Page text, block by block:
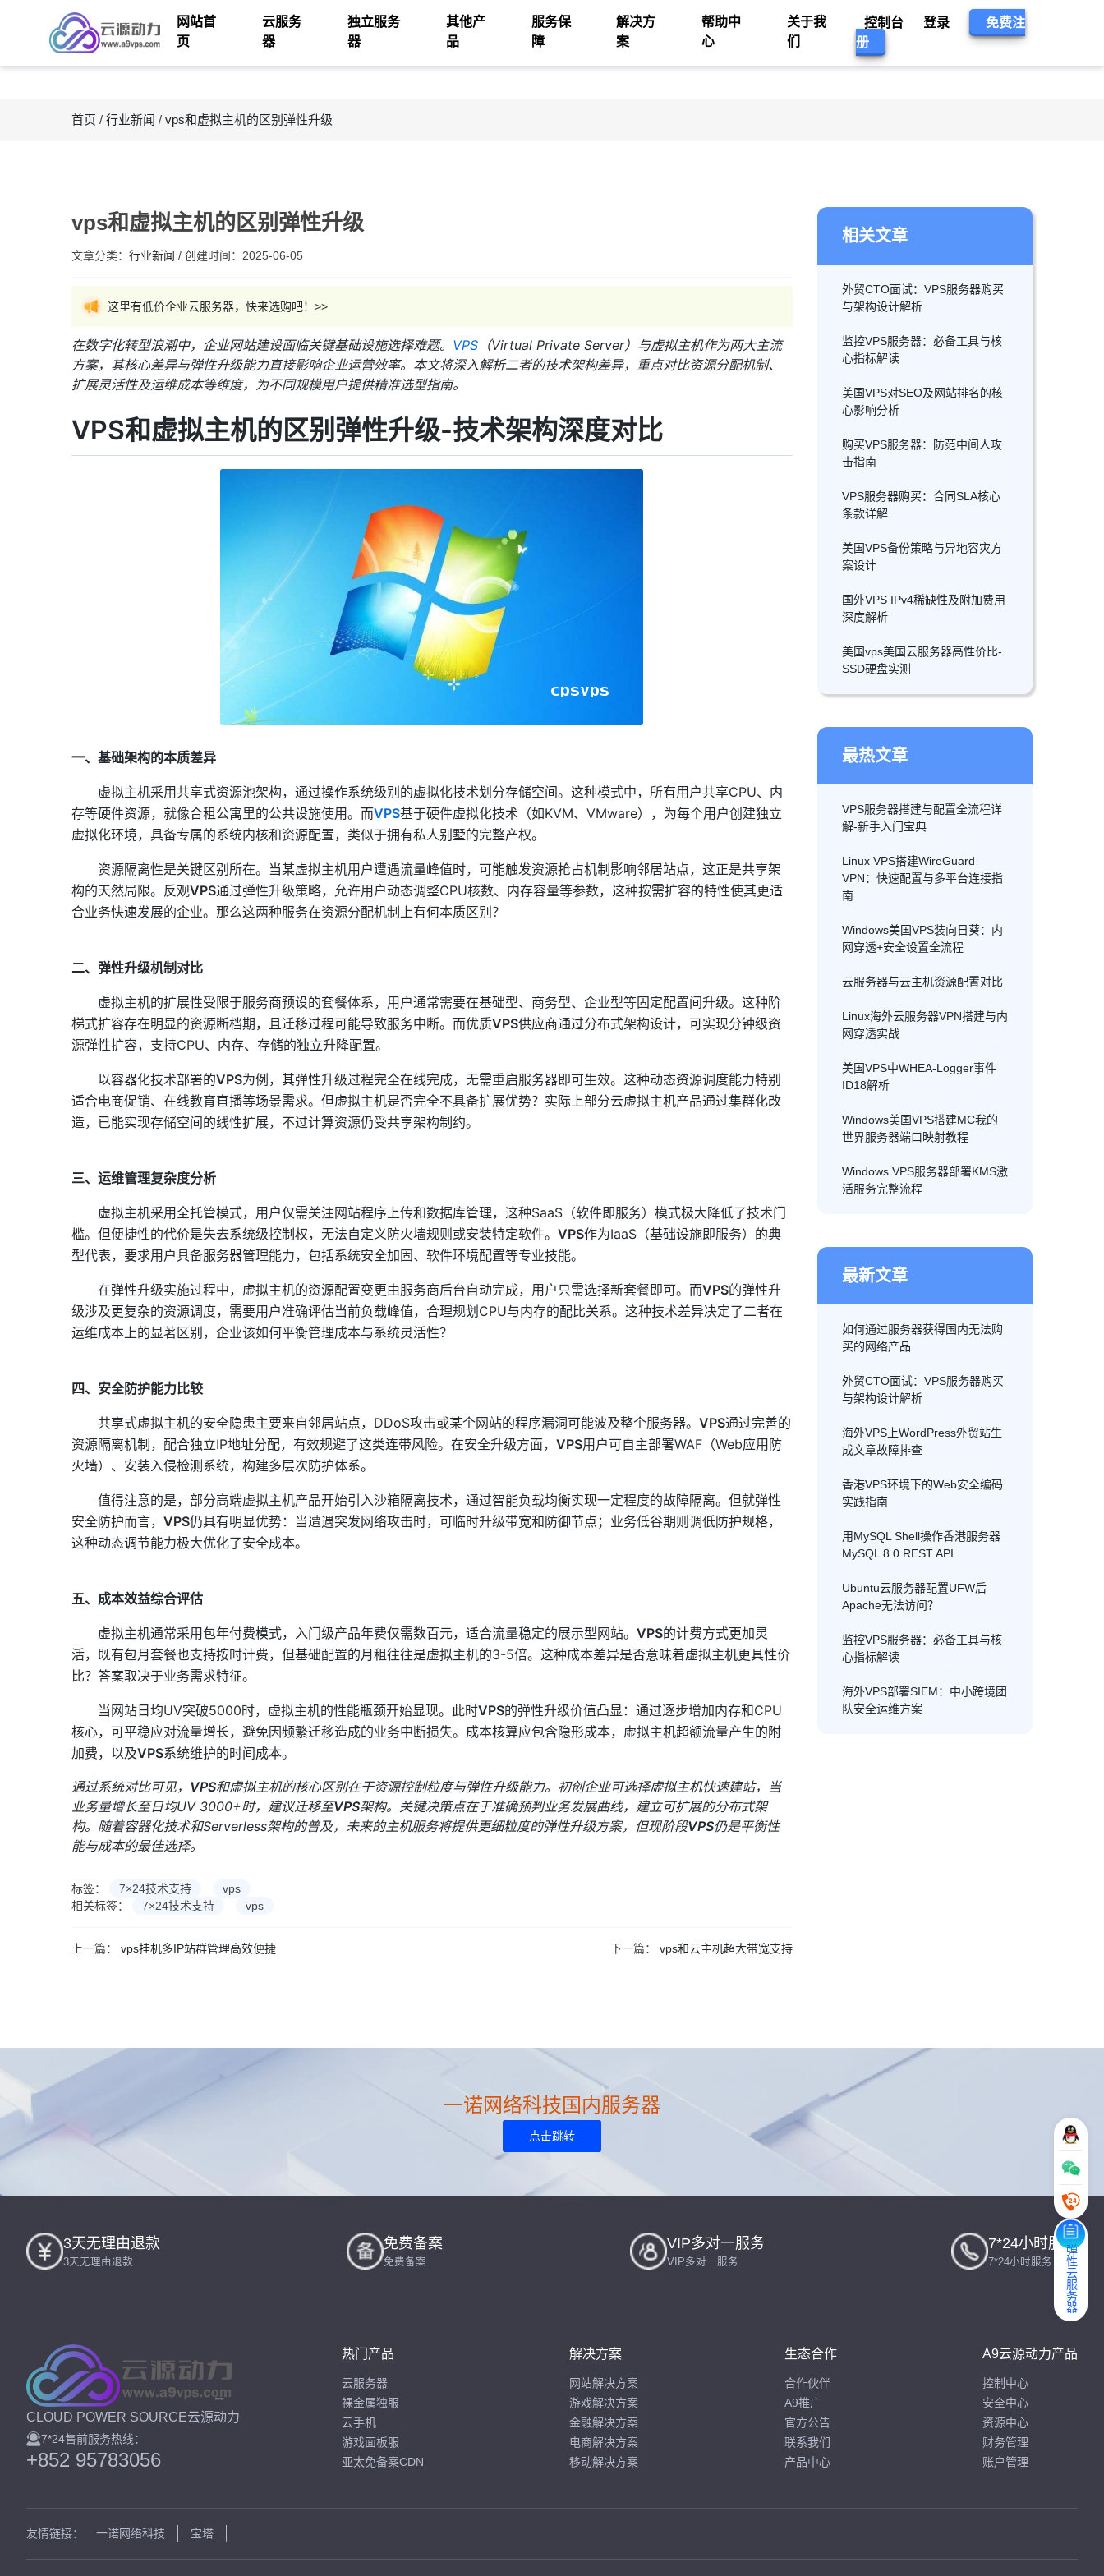
网站首
页
云服务
器
独立服务
器
其他产
品
服务保
障
解决方
案
帮助中
心
关于我
们
控制台 登录
免费注
册
首页 / 行业新闻 / vps和虚拟主机的区别弹性升级
vps和虚拟主机的区别弹性升级
文章分类： 行业新闻 / 创建时间： 2025-06-05
这里有低价企业云服务器，快来选购吧！>>
在数字化转型浪潮中，企业网站建设面临关键基础设施选择难题。 VPS （Virtual Private Server）与虚拟主机作为两大主流
方案，其核心差异与弹性升级能力直接影响企业运营效率。本文将深入解析二者的技术架构差异，重点对比资源分配机制、
扩展灵活性及运维成本等维度，为不同规模用户提供精准选型指南。
VPS和虚拟主机的区别弹性升级-技术架构深度对比
一、基础架构的本质差异
虚拟主机采用共享式资源池架构，通过操作系统级别的虚拟化技术划分存储空间。这种模式中，所有用户共享CPU、内
存等硬件资源，就像合租公寓里的公共设施使用。而VPS基于硬件虚拟化技术（如KVM、VMware），为每个用户创建独立
虚拟化环境，具备专属的系统内核和资源配置，类似于拥有私人别墅的完整产权。
资源隔离性是关键区别所在。当某虚拟主机用户遭遇流量峰值时，可能触发资源抢占机制影响邻居站点，这正是共享架
构的天然局限。反观VPS通过弹性升级策略，允许用户动态调整CPU核数、内存容量等参数，这种按需扩容的特性使其更适
合业务快速发展的企业。那么这两种服务在资源分配机制上有何本质区别？
二、弹性升级机制对比
虚拟主机的扩展性受限于服务商预设的套餐体系，用户通常需要在基础型、商务型、企业型等固定配置间升级。这种阶
梯式扩容存在明显的资源断档期，且迁移过程可能导致服务中断。而优质VPS供应商通过分布式架构设计，可实现分钟级资
源弹性扩容，支持CPU、内存、存储的独立升降配置。
以容器化技术部署的VPS为例，其弹性升级过程完全在线完成，无需重启服务器即可生效。这种动态资源调度能力特别
适合电商促销、在线教育直播等场景需求。但虚拟主机是否完全不具备扩展优势？实际上部分云虚拟主机产品通过集群化改
造，已能实现存储空间的线性扩展，不过计算资源仍受共享架构制约。
三、运维管理复杂度分析
虚拟主机采用全托管模式，用户仅需关注网站程序上传和数据库管理，这种SaaS（软件即服务）模式极大降低了技术门
槛。但便捷性的代价是失去系统级控制权，无法自定义防火墙规则或安装特定软件。 VPS作为IaaS（基础设施即服务）的典
型代表，要求用户具备服务器管理能力，包括系统安全加固、软件环境配置等专业技能。
在弹性升级实施过程中，虚拟主机的资源配置变更由服务商后台自动完成，用户只需选择新套餐即可。而VPS的弹性升
级涉及更复杂的资源调度，需要用户准确评估当前负载峰值，合理规划CPU与内存的配比关系。这种技术差异决定了二者在
运维成本上的显著区别，企业该如何平衡管理成本与系统灵活性？
四、安全防护能力比较
共享式虚拟主机的安全隐患主要来自邻居站点，DDoS攻击或某个网站的程序漏洞可能波及整个服务器。 VPS通过完善的
资源隔离机制，配合独立IP地址分配，有效规避了这类连带风险。在安全升级方面， VPS用户可自主部署WAF（Web应用防
火墙）、安装入侵检测系统，构建多层次防护体系。
值得注意的是，部分高端虚拟主机产品开始引入沙箱隔离技术，通过智能负载均衡实现一定程度的故障隔离。但就弹性
安全防护而言， VPS仍具有明显优势：当遭遇突发网络攻击时，可临时升级带宽和防御节点；业务低谷期则调低防护规格，
这种动态调节能力极大优化了安全成本。
五、成本效益综合评估
虚拟主机通常采用包年付费模式，入门级产品年费仅需数百元，适合流量稳定的展示型网站。 VPS的计费方式更加灵
活，既有包月套餐也支持按时计费，但基础配置的月租往往是虚拟主机的3-5倍。这种成本差异是否意味着虚拟主机更具性价
比？答案取决于业务需求特征。
当网站日均UV突破5000时，虚拟主机的性能瓶颈开始显现。此时VPS的弹性升级价值凸显：通过逐步增加内存和CPU
核心，可平稳应对流量增长，避免因频繁迁移造成的业务中断损失。成本核算应包含隐形成本，虚拟主机超额流量产生的附
加费，以及VPS系统维护的时间成本。
通过系统对比可见， VPS和虚拟主机的核心区别在于资源控制粒度与弹性升级能力。初创企业可选择虚拟主机快速建站，当
业务量增长至日均UV 3000+时，建议迁移至VPS架构。关键决策点在于准确预判业务发展曲线，建立可扩展的分布式架
构。随着容器化技术和Serverless架构的普及，未来的主机服务将提供更细粒度的弹性升级方案，但现阶段VPS仍是平衡性
能与成本的最佳选择。
标签： 7×24技术支持
vps
相关标签：
7×24技术支持 vps
上一篇： vps挂机多IP站群管理高效便捷 下一篇： vps和云主机超大带宽支持
相关文章
外贸CTO面试：VPS服务器购买
与架构设计解析
监控VPS服务器：必备工具与核
心指标解读
美国VPS对SEO及网站排名的核
心影响分析
购买VPS服务器：防范中间人攻
击指南
VPS服务器购买：合同SLA核心
条款详解
美国VPS备份策略与异地容灾方
案设计
国外VPS IPv4稀缺性及附加费用
深度解析
美国vps美国云服务器高性价比-
SSD硬盘实测
最热文章
VPS服务器搭建与配置全流程详
解-新手入门宝典
Linux VPS搭建WireGuard
VPN：快速配置与多平台连接指
南
Windows美国VPS装向日葵：内
网穿透+安全设置全流程
云服务器与云主机资源配置对比
Linux海外云服务器VPN搭建与内
网穿透实战
美国VPS中WHEA-Logger事件
ID18解析
Windows美国VPS搭建MC我的
世界服务器端口映射教程
Windows VPS服务器部署KMS激
活服务完整流程
最新文章
如何通过服务器获得国内无法购
买的网络产品
外贸CTO面试：VPS服务器购买
与架构设计解析
海外VPS上WordPress外贸站生
成文章故障排查
香港VPS环境下的Web安全编码
实践指南
用MySQL Shell操作香港服务器
MySQL 8.0 REST API
Ubuntu云服务器配置UFW后
Apache无法访问？
监控VPS服务器：必备工具与核
心指标解读
海外VPS部署SIEM：中小跨境团
队安全运维方案
弹性云服务器
一诺网络科技国内服务器
点击跳转
3天无理由退款
3天无理由退款
免费备案
免费备案
VIP多对一服务
VIP多对一服务
7*24小时服务
7*24小时服务
CLOUD POWER SOURCE云源动力
7*24售前服务热线：
+852 95783056
热门产品
云服务器
裸金属独服
云手机
游戏面板服
亚太免备案CDN
解决方案
网站解决方案
游戏解决方案
金融解决方案
电商解决方案
移动解决方案
生态合作
合作伙伴
A9推广
官方公告
联系我们
产品中心
A9云源动力产品
控制中心
安全中心
资源中心
财务管理
账户管理
友情链接： 一诺网络科技 宝塔